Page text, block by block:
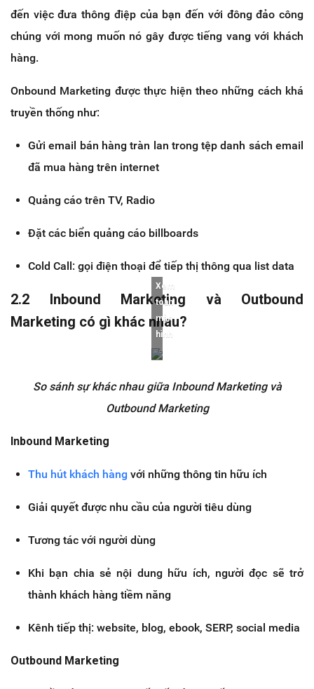
đến việc đưa thông điệp của bạn đến với đông đảo công
chúng với mong muốn nó gây được tiếng vang với khách
hàng.
Onbound Marketing được thực hiện theo những cách khá
truyền thống như:
Gửi email bán hàng tràn lan trong tệp danh sách email
đã mua hàng trên internet
Quảng cáo trên TV, Radio
Đặt các biển quảng cáo billboards
Cold Call: gọi điện thoại để tiếp thị thông qua list data
2.2 Inbound Marketing và Outbound
Marketing có gì khác nhau?
Xem
toàn
màn
hình
So sánh sự khác nhau giữa Inbound Marketing và
Outbound Marketing
Inbound Marketing
Thu hút khách hàng với những thông tin hữu ích
Giải quyết được nhu cầu của người tiêu dùng
Tương tác với người dùng
Khi bạn chia sẻ nội dung hữu ích, người đọc sẽ trở
thành khách hàng tiềm năng
Kênh tiếp thị: website, blog, ebook, SERP, social media
Outbound Marketing